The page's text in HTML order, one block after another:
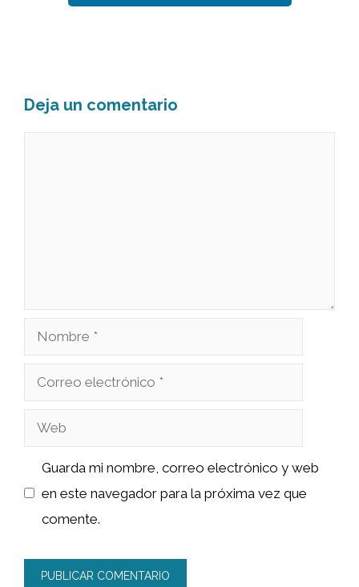
Deja un comentario
Nombre
Correo
Web
Guarda mi nombre, correo electrónico y web
en este navegador para la próxima vez que
comente.